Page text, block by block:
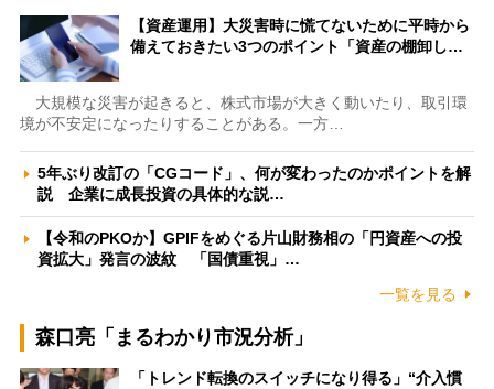
【資産運用】大災害時に慌てないために平時から
備えておきたい3つのポイント「資産の棚卸し…
大規模な災害が起きると、株式市場が大きく動いたり、取引環
境が不安定になったりすることがある。一方…
5年ぶり改訂の「CGコード」、何が変わったのかポイントを解
説 企業に成長投資の具体的な説…
【令和のPKOか】GPIFをめぐる片山財務相の「円資産への投
資拡大」発言の波紋 「国債重視」…
一覧を見る
森口亮「まるわかり市況分析」
「トレンド転換のスイッチになり得る」“介入慣